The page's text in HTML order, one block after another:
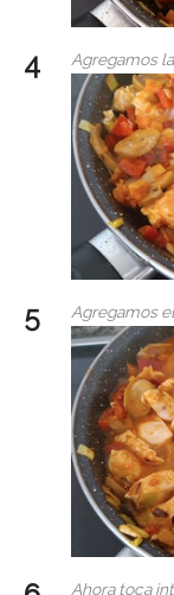
Agregamos
Agregamos
Ahora toca